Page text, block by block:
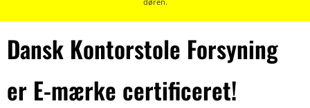
Dansk Kontorstole Forsyning
er E-mærke certificeret!